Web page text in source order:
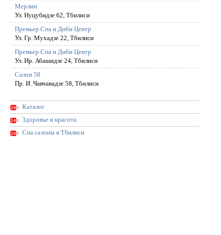
Мерлин
Ул. Hуцубидзе 62, Тбилиси
Премьер Спа и Диби Центр
Ул. Гр. Мухадзе 22, Тбилиси
Премьер Спа и Диби Центр
Ул. Ир. Абашидзе 24, Тбилиси
Салон 58
Пр. И. Чавчавадзе 58, Тбилиси
Каталог
Здоровье и красота
Спа салоны в Тбилиси